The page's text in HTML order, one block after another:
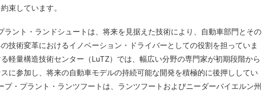
束しています。
ラント・ランドシュートは、将来を見据えた技術により、自動車部門とその
技術変革におけるイノベーション・ドライバーとしての役割を担っていま
軽量構造技術センター（LuTZ）では、幅広い分野の専門家が初期段階から
に参加し、将来の自動車モデルの持続可能な開発を積極的に後押ししてい
プ・プラント・ランツフートは、ランツフートおよびニーダーバイエルン州